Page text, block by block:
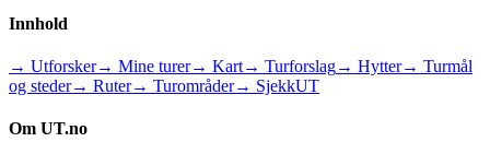
Innhold
→ Utforsker→ Mine turer→ Kart→ Turforslag→ Hytter→ Turmål
og steder→ Ruter→ Turområder→ SjekkUT
Om UT.no